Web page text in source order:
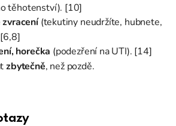
těhotenství). [10]
(tekutiny neudržíte, hubnete,
horečka (podezření na UTI). [14]
zbytečně, než pozdě.